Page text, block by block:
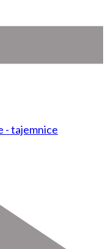
- tajemnice